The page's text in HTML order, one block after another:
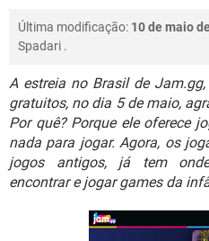
GUIA DE COMPRAS
OUTLOOK
INSTAGRAM
GUIA DE COMPRAS
CELULAR
GUIA DE COMPRAS
JOGOS
CELULAR
OUTLOOK
INSTAGRAM
GUIA DE COMPRAS
Última modificação: 10 de maio
Spadari .
A estreia no Brasil de
gratuitos, no dia 5 de maio,
Por quê? Porque ele oferece
nada para jogar. Agora, os
jogos antigos, já tem
encontrar e jogar games da